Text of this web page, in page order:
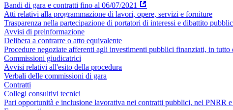
Bandi di gara e contratti fino al 06/07/2021
Atti relativi alla programmazione di lavori, opere, servizi e forniture
Trasparenza nella partecipazione di portatori di interessi e dibattito
Avvisi di preinformazione
Delibera a contrarre o atto equivalente
Procedure negoziate afferenti agli investimenti pubblici finanziati, in
Commissioni giudicatrici
Avvisi relativi all'esito della procedura
Verbali delle commissioni di gara
Contratti
Collegi consultivi tecnici
Pari opportunità e inclusione lavorativa nei contratti pubblici, nel PNRR